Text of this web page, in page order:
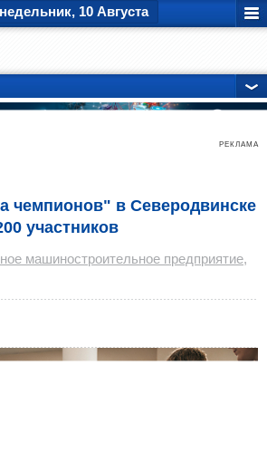
10 Августа
РЕКЛАМА
чемпионов" в Северодвинске
участников
машиностроительное предприятие,